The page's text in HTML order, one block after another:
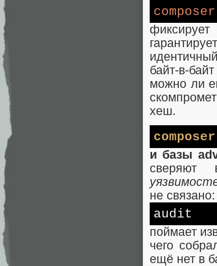
composer
байт-в-
можно ли
хеш.
composer
и базы
не связано:
audit
поймает
чего
ещё нет в